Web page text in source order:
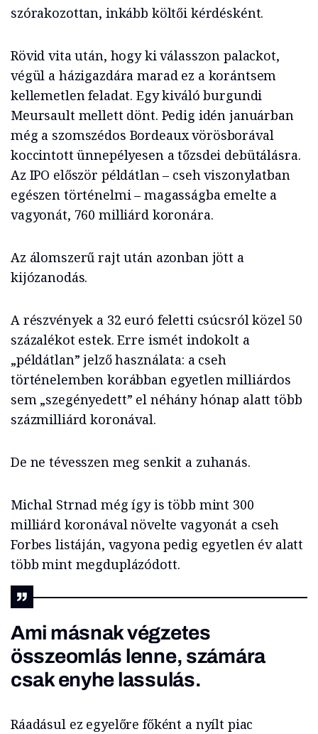
szórakozottan, inkább költői kérdésként.
Rövid vita után, hogy ki válasszon palackot,
végül a házigazdára marad ez a korántsem
kellemetlen feladat. Egy kiváló burgundi
Meursault mellett dönt. Pedig idén januárban
még a szomszédos Bordeaux vörösborával
koccintott ünnepélyesen a tőzsdei debütálásra.
Az IPO először példátlan – cseh viszonylatban
egészen történelmi – magasságba emelte a
vagyonát, 760 milliárd koronára.
Az álomszerű rajt után azonban jött a
kijózanodás.
A részvények a 32 euró feletti csúcsról közel 50
százalékot estek. Erre ismét indokolt a
„példátlan” jelző használata: a cseh
történelemben korábban egyetlen milliárdos
sem „szegényedett” el néhány hónap alatt több
százmilliárd koronával.
De ne tévesszen meg senkit a zuhanás.
Michal Strnad még így is több mint 300
milliárd koronával növelte vagyonát a cseh
Forbes listáján, vagyona pedig egyetlen év alatt
több mint megduplázódott.
Ami másnak végzetes
összeomlás lenne, számára
csak enyhe lassulás.
Ráadásul ez egyelőre főként a nyílt piac